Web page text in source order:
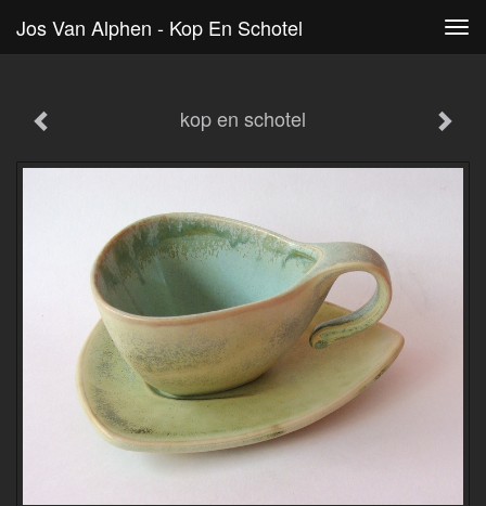
Jos Van Alphen - Kop En Schotel
kop en schotel